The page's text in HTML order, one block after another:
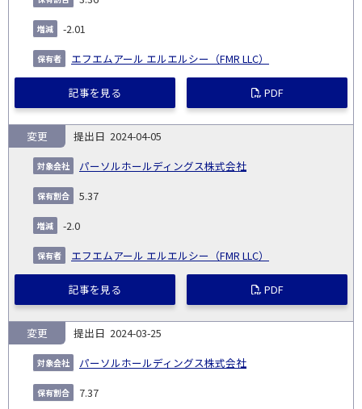
-2.01
エフエムアール エルエルシー（FMR LLC）
記事を見る PDF
2024-04-05
パーソルホールディングス株式会社
変更
5.37
-2.0
エフエムアール エルエルシー（FMR LLC）
記事を見る PDF
2024-03-25
パーソルホールディングス株式会社
変更
7.37